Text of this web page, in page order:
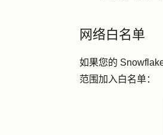
网络白名单
如果您的
范围加入白名单：